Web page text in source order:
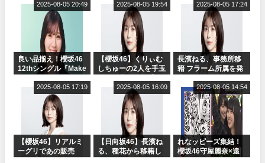
ャルグッズ絶賛販売
ット！」水曜スタジ
オ出演決定
良い品揃え！櫻坂46
12thシングル『Make
ャルグッズ絶賛販売
2025-08-05 20:49
【櫻坂46】くりぃむ
しちゅーの2人を手玉
りぃむナンタラ】
2025-08-05 19:54
長濱ねる、事務所移
籍 フラーム所属を発
2025-08-05 17:24
【櫻坂46】リアルミ
ーグリであの販売
2025-08-05 17:19
【日向坂46】長濱ね
る、種花から移籍し
2025-08-05 16:09
れなッピーズ集結！
櫻坂46守屋麗奈×遠
2025-08-05 14:54